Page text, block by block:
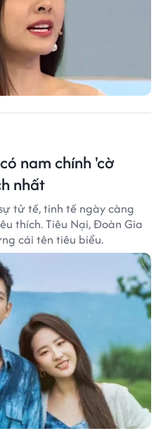
nam chính 'cờ
nhất
tử tế, tinh tế ngày càng
thích. Tiêu Nại, Đoàn Gia
cái tên tiêu biểu.